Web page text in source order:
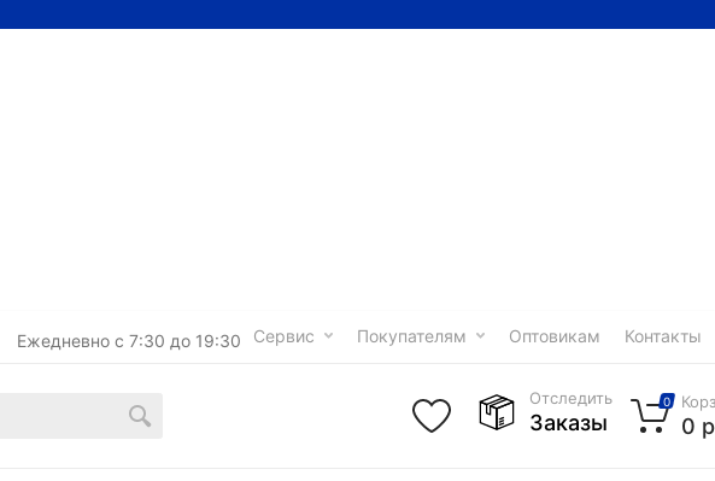
Ежедневно с 7:30 до 19:30 Сервис Покупателям Оптовикам Контакты
Отследить
Заказы
0
0